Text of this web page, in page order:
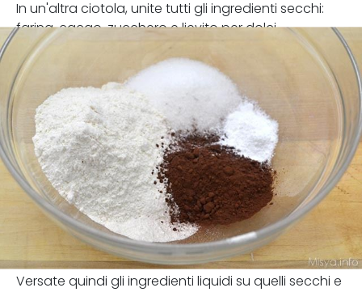
In un'altra ciotola, unite tutti gli ingredienti secchi:
farina, cacao, zucchero e lievito per dolci.
Versate quindi gli ingredienti liquidi su quelli secchi e